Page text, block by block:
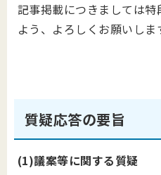
記事掲載につきましては
よう、よろしくお願いしま
質疑応答の要旨
(1)議案等に関する質疑